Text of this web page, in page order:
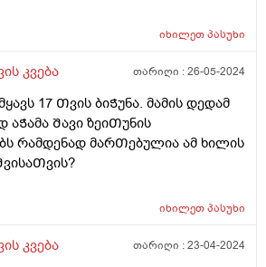
იხილეთპასუხი
კვება თარიღი :26-05-2024
17 Თვის ბიᲭუნა. მამის დედამ
აᲭამა Შავი ზეიᲗუნის
რამდენად მარᲗებულია ამ ხილის
იხილეთპასუხი
კვება თარიღი :23-04-2024